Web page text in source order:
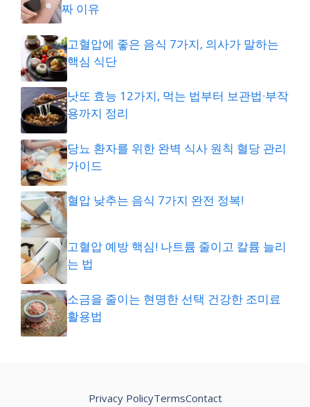
짜 이유
고혈압에 좋은 음식 7가지, 의사가 말하는
핵심 식단
낫또 효능 12가지, 먹는 법부터 보관법·부작
용까지 정리
당뇨 환자를 위한 완벽 식사 원칙 혈당 관리
가이드
혈압 낮추는 음식 7가지 완전 정복!
고혈압 예방 핵심! 나트륨 줄이고 칼륨 늘리
는 법
소금을 줄이는 현명한 선택 건강한 조미료
활용법
Privacy PolicyTermsContact